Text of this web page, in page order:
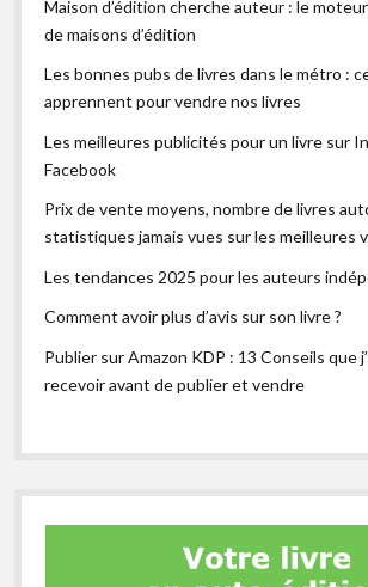
Maison d’édition cherche auteur : le
de maisons d’édition
Les bonnes pubs de livres dans le métro :
apprennent pour vendre nos livres
Les meilleures publicités pour un livre sur
Facebook
Prix de vente moyens, nombre de livres
statistiques jamais vues sur les meilleures
Les tendances 2025 pour les auteurs
Comment avoir plus d’avis sur son livre ?
Publier sur Amazon KDP : 13 Conseils que
recevoir avant de publier et vendre